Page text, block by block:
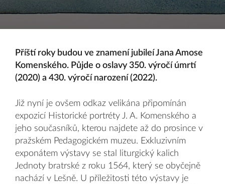
Příští roky budou ve znamení jubileí Jana Amose
Komenského. Půjde o oslavy 350. výročí úmrtí
(2020) a 430. výročí narození (2022).
Již nyní je ovšem odkaz velikána připomínán
expozicí Historické portréty J. A. Komenského a
jeho současníků, kterou najdete až do prosince v
pražském Pedagogickém muzeu. Exkluzivním
exponátem výstavy se stal liturgický kalich
Jednoty bratrské z roku 1564, který se obyčejně
nachází v Lešně. U příležitosti této výstavy je